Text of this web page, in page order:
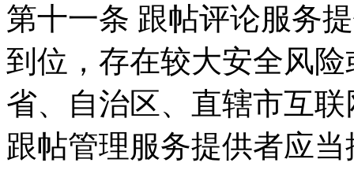
第十一条 跟帖评论服务
到位，存在较大安全风
省、自治区、直辖市互
跟帖管理服务提供者应